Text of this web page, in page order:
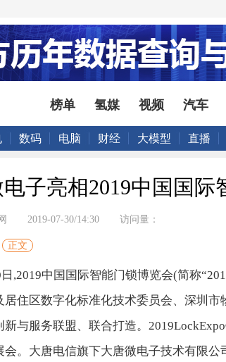
榜单 氢媒 视频 汽车
数码 电脑 财经 大模型 直播
子亮相2019中国国际
2019-07-30/14:30 访问量：
正文
,2019中国国际智能门锁博览会(简称
居住区数字化标准化技术委员会、深圳
新与服务联盟、联合打造。
会。大唐电信旗下大唐微电子技术有限